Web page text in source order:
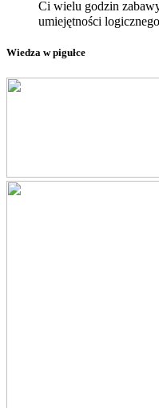
Ci wielu godzin
umiejętności
Wiedza w pigułce